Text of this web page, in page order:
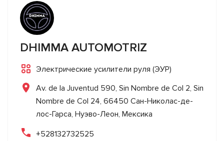
DHIMMA AUTOMOTRIZ
Электрические усилители руля (ЭУР)
Av. de la Juventud 590, Sin Nombre de Col 2, Sin
Nombre de Col 24, 66450 Сан-Николас-де-
лос-Гарса, Нуэво-Леон, Мексика
+528132732525